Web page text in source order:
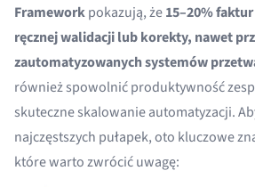
Frameworkpokazują, że15–20%
ręcznej walidacji lub korekty, nawet
zautomatyzowanych systemów
również spowolnić produktywność
skuteczne skalowanie automatyzacji.
najczęstszych pułapek, oto kluczowe
które warto zwrócić uwagę: